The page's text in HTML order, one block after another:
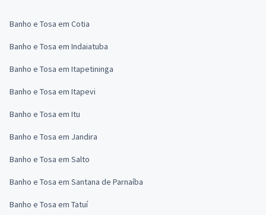
Banho e Tosa em Cotia
Banho e Tosa em Indaiatuba
Banho e Tosa em Itapetininga
Banho e Tosa em Itapevi
Banho e Tosa em Itu
Banho e Tosa em Jandira
Banho e Tosa em Salto
Banho e Tosa em Santana de Parnaíba
Banho e Tosa em Tatuí